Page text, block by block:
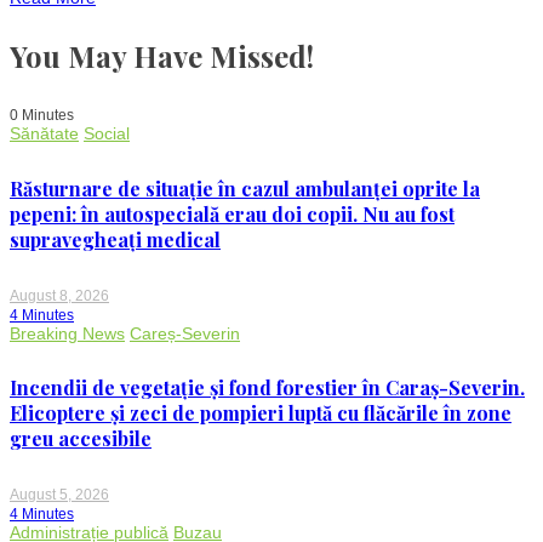
You May Have Missed!
0 Minutes
Sănătate Social
Răsturnare de situație în cazul ambulanței oprite la
pepeni: în autospecială erau doi copii. Nu au fost
supravegheați medical
August 8, 2026
4 Minutes
Breaking News Careș-Severin
Incendii de vegetație și fond forestier în Caraș-Severin.
Elicoptere și zeci de pompieri luptă cu flăcările în zone
greu accesibile
August 5, 2026
4 Minutes
Administrație publică Buzau